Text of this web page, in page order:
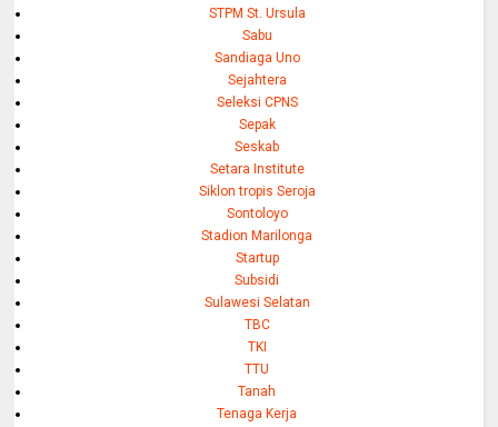
STPM St. Ursula
Sabu
Sandiaga Uno
Sejahtera
Seleksi CPNS
Sepak
Seskab
Setara Institute
Siklon tropis Seroja
Sontoloyo
Stadion Marilonga
Startup
Subsidi
Sulawesi Selatan
TBC
TKI
TTU
Tanah
Tenaga Kerja